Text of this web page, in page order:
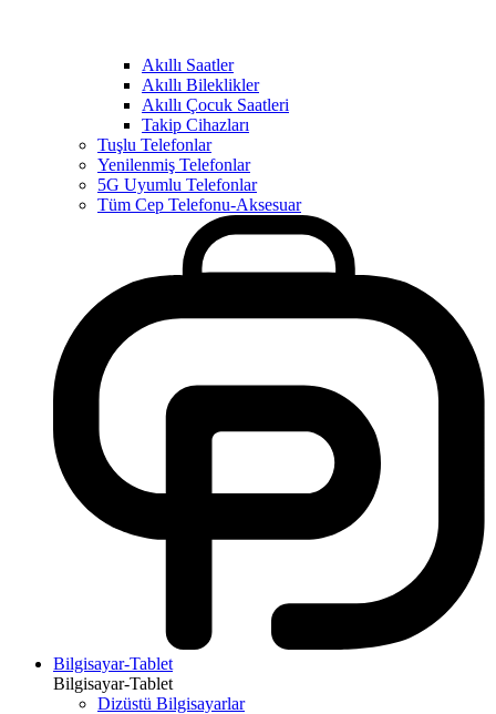
Akıllı Saatler
Akıllı Bileklikler
Akıllı Çocuk Saatleri
Takip Cihazları
Tuşlu Telefonlar
Yenilenmiş Telefonlar
5G Uyumlu Telefonlar
Tüm Cep Telefonu-Aksesuar
Bilgisayar-Tablet
Bilgisayar-Tablet
Dizüstü Bilgisayarlar